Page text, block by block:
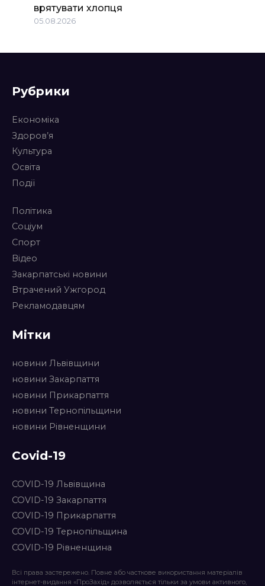
врятувати хлопця
05.08.2026
Рубрики
Економіка
Здоров’я
Культура
Освіта
Події
Політика
Соціум
Спорт
Відео
Закарпатські новини
Втрачений Ужгород
Рекламодавцям
Мітки
новини Львівщини
новини Закарпаття
новини Прикарпаття
новини Тернопільщини
новини Рівненщини
Covid-19
COVID-19 Львівщина
COVID-19 Закарпаття
COVID-19 Прикарпаття
COVID-19 Тернопільщина
COVID-19 Рівненщина
Всі права застережено. Повне або часткове використання матеріалів
інтернет-видання «ПроЗахід» дозволяється тільки за умови активного,